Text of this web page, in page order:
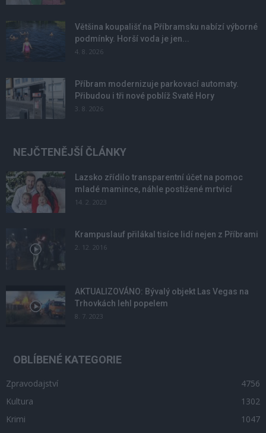
Většina koupališť na Příbramsku nabízí výborné
podmínky. Horší voda je jen...
4. 8. 2026
Příbram modernizuje parkovací automaty.
Přibudou i tři nové poblíž Svaté Hory
3. 8. 2026
NEJČTENĚJŠÍ ČLÁNKY
Lazsko zřídilo transparentní účet na pomoc
mladé mamince, náhle postižené mrtvicí
14. 2. 2023
Krampuslauf přilákal tisíce lidí nejen z Příbrami
2. 12. 2016
AKTUALIZOVÁNO: Bývalý objekt Las Vegas na
Trhovkách lehl popelem
8. 7. 2023
OBLÍBENÉ KATEGORIE
Zpravodajství
4756
Kultura
1302
Krimi
1047